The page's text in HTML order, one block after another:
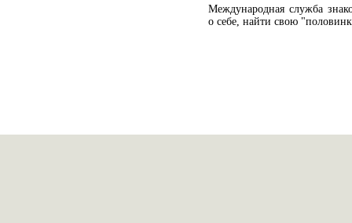
Международная служба
о себе, найти свою